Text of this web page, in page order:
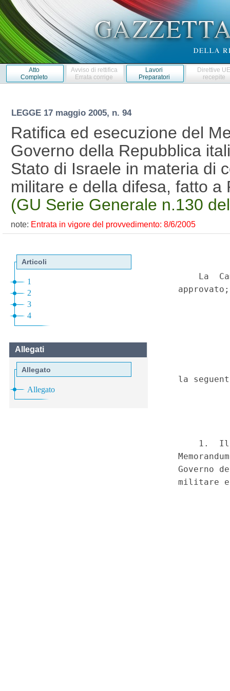
Atto
Completo
Avviso di rettifica
Errata corrige
Lavori
Preparatori
Direttive
recepite
LEGGE 17 maggio 2005, n. 94
Ratifica ed esecuzione del
Governo della Repubblica
Stato di Israele in materia di
militare e della difesa, fatto a
(GU Serie Generale n.130
note: Entrata in vigore del provvedimento: 8/6/2005